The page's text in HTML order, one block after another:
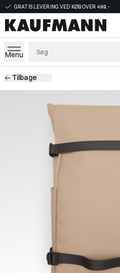
GRATIS LEVERING VED KØB OVER 499,-
Menu
Tilbage